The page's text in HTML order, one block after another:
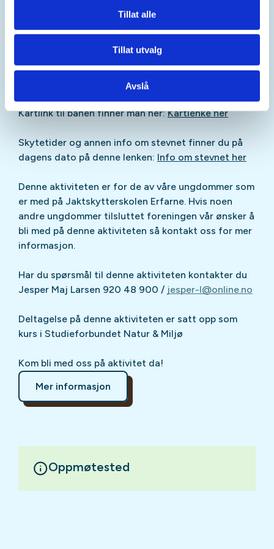
Tillat alle
Tillat utvalg
Avslå
Vi skyter samlet med bestemt tid og det er viktig at
Det er høst og starten av dagen kan være kald og
varmt senere på dagen, ta med riktig tøy.
Kartlink til banen finner man her:Kartlenke her
Skytetider og annen info om stevnet finner du på
dagens dato på denne lenken: Info om stevnet her
Denne aktiviteten er for de av våre ungdommer som
er med på Jaktskytterskolen Erfarne. Hvis noen
andre ungdommer tilsluttet foreningen vår ønsker å
bli med på denne aktiviteten så kontakt oss for mer
informasjon.
Har du spørsmål til denne aktiviteten kontakter du
Jesper Maj Larsen 920 48 900 / jesper-l@online.no
Deltagelse på denne aktiviteten er satt opp som
kurs i Studieforbundet Natur & Miljø
Kom bli med oss på aktivitet da!
Mer informasjon
Oppmøtested